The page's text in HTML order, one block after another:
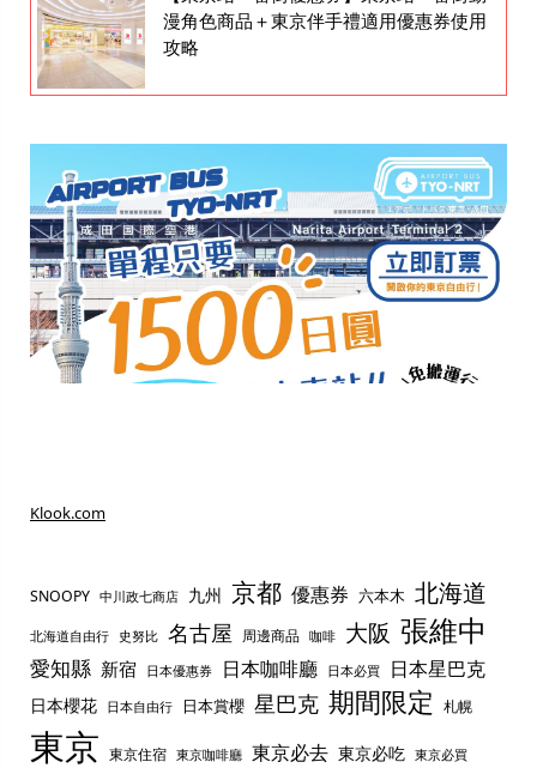
漫角色商品＋東京伴手禮適用優惠券使用
攻略
Klook.com
SNOOPY 中川政七商店 九州 京都 優惠券 六本木 北海道
北海道自由行 史努比 名古屋 周邊商品 咖啡 大阪 張維中
愛知縣 新宿 日本優惠券 日本咖啡廳 日本必買 日本星巴克
日本櫻花 日本自由行 日本賞櫻 星巴克 期間限定 札幌
東京 東京住宿 東京咖啡廳 東京必去 東京必吃 東京必買